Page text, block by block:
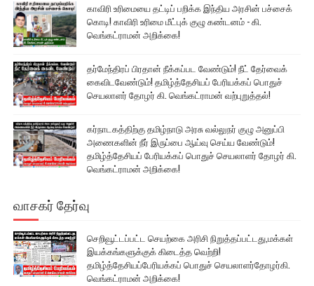
காவிரி உரிமையை தட்டிப் பறிக்க இந்திய அரசின் பச்சைக்
கொடி! காவிரி உரிமை மீட்புக் குழு கண்டனம் - கி.
வெங்கட்ராமன் அறிக்கை!
தர்மேந்திரப் பிரதான் நீக்கப்பட வேண்டும்! நீட் தேர்வைக்
கைவிடவேண்டும்! தமிழ்த்தேசியப் பேரியக்கப் பொதுச்
செயலாளர் தோழர் கி. வெங்கட்ராமன் வற்புறுத்தல்!
கர்நாடகத்திற்கு தமிழ்நாடு அரசு வல்லுநர் குழு அனுப்பி
அணைகளின் நீர் இருப்பை ஆய்வு செய்ய வேண்டும்!
தமிழ்த்தேசியப் பேரியக்கப் பொதுச் செயலாளர் தோழர் கி.
வெங்கட்ராமன் அறிக்கை!
வாசகர் தேர்வு
செறிவூட்டப்பட்ட செயற்கை அரிசி நிறுத்தப்பட்டது,மக்கள்
இயக்கங்களுக்குக் கிடைத்த வெற்றி!
தமிழ்த்தேசியப்பேரியக்கப் பொதுச் செயலாளர்தோழர்கி.
வெங்கட்ராமன் அறிக்கை!